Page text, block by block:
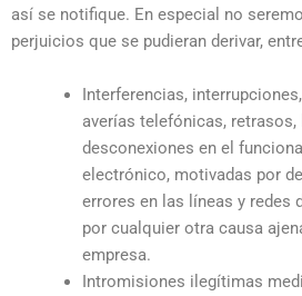
así se notifique. En especial no
perjuicios que se pudieran derivar,
Interferencias,
averías telefónicas,
desconexiones en el
electrónico, motivadas por
errores en las líneas y redes
por cualquier otra causa
empresa.
Intromisiones ilegítimas